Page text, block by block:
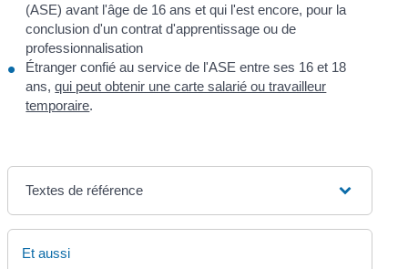
(ASE) avant l'âge de 16 ans et qui l'est encore, pour la
conclusion d'un contrat d'apprentissage ou de
professionnalisation
Étranger confié au service de l'ASE entre ses 16 et 18
ans,qui peut obtenir une carte salarié ou travailleur
temporaire.
Textes de référence
Et aussi